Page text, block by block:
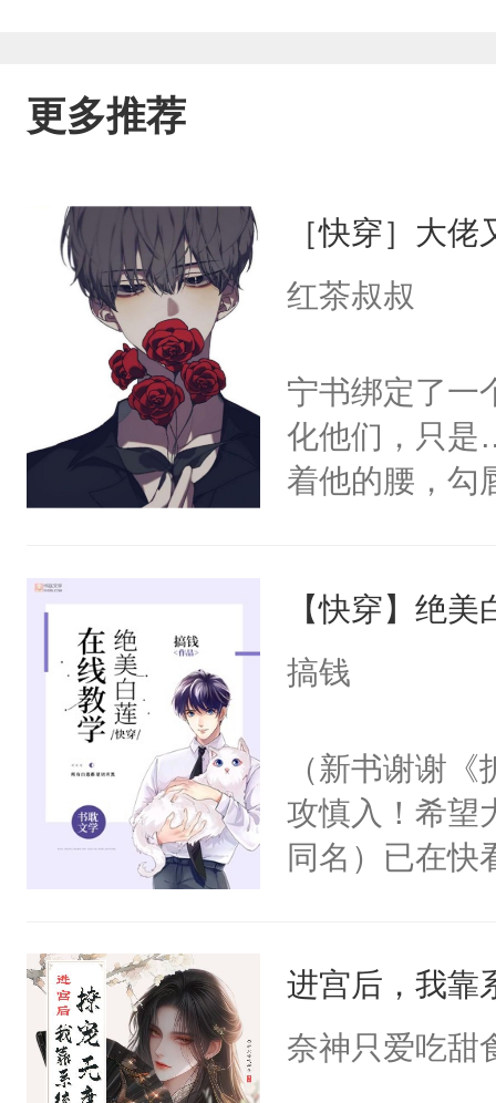
更多推荐
［快穿］大
红茶叔叔
宁书绑定了一
化他们，只是
着他的腰，勾
来，给老公
用力——为你
【快穿】绝
搞钱
（新书谢谢
攻慎入！希望
同名）已在快
成为所有白莲
I，他们决定
进宫后，我靠
奈神只爱吃甜